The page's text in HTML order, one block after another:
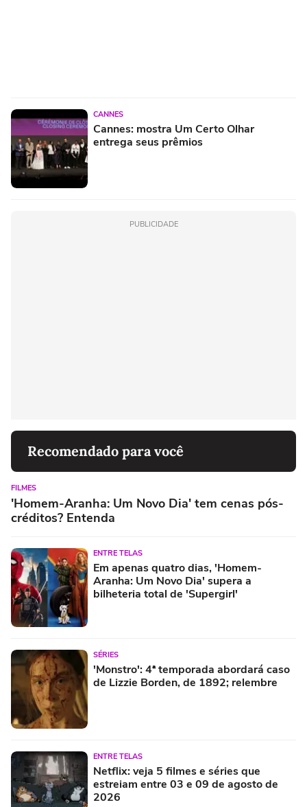
CANNES
Cannes: mostra Um Certo Olhar
entrega seus prêmios
PUBLICIDADE
Recomendado para você
FILMES
'Homem-Aranha: Um Novo Dia' tem cenas pós-
créditos? Entenda
ENTRE TELAS
Em apenas quatro dias, 'Homem-
Aranha: Um Novo Dia' supera a
bilheteria total de 'Supergirl'
SÉRIES
'Monstro': 4ª temporada abordará caso
de Lizzie Borden, de 1892; relembre
ENTRE TELAS
Netflix: veja 5 filmes e séries que
estreiam entre 03 e 09 de agosto de
2026